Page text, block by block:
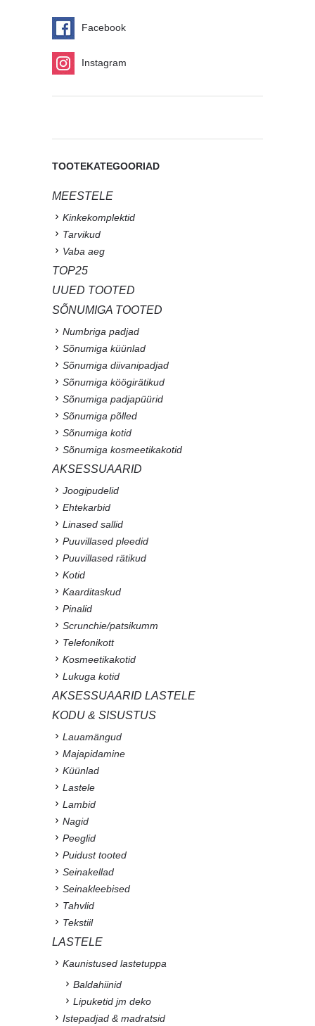
Facebook
Instagram
TOOTEKATEGOORIAD
MEESTELE
Kinkekomplektid
Tarvikud
Vaba aeg
TOP25
UUED TOOTED
SÕNUMIGA TOOTED
Numbriga padjad
Sõnumiga küünlad
Sõnumiga diivanipadjad
Sõnumiga köögirätikud
Sõnumiga padjapüürid
Sõnumiga põlled
Sõnumiga kotid
Sõnumiga kosmeetikakotid
AKSESSUAARID
Joogipudelid
Ehtekarbid
Linased sallid
Puuvillased pleedid
Puuvillased rätikud
Kotid
Kaarditaskud
Pinalid
Scrunchie/patsikumm
Telefonikott
Kosmeetikakotid
Lukuga kotid
AKSESSUAARID LASTELE
KODU & SISUSTUS
Lauamängud
Majapidamine
Küünlad
Lastele
Lambid
Nagid
Peeglid
Puidust tooted
Seinakellad
Seinakleebised
Tahvlid
Tekstiil
LASTELE
Kaunistused lastetuppa
Baldahiinid
Lipuketid jm deko
Istepadjad & madratsid